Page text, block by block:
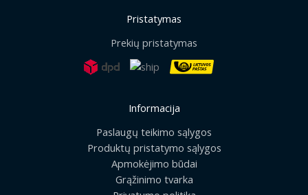
Pristatymas
Prekių pristatymas
Informacija
Paslaugų teikimo sąlygos
Produktų pristatymo sąlygos
Apmokėjimo būdai
Grąžinimo tvarka